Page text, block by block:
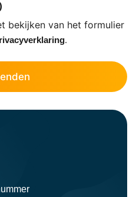
bekijken van het formulier
.